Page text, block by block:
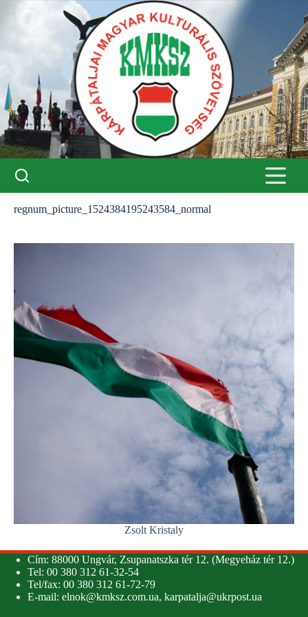
regnum_picture_1524384195243584_normal
Zsolt Kristaly
Cím: 88000 Ungvár, Zsupanatszka tér 12. (Megyeház tér 12.)
Tel: 00 380 312 61-32-54
Tel/fax: 00 380 312 61-72-79
E-mail: elnok@kmksz.com.ua, karpatalja@ukrpost.ua